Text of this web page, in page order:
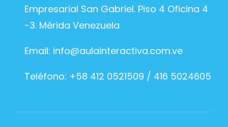
Empresarial San Gabriel. Piso 4 Oficina 4
-3. Mérida Venezuela
Email: info@aulainteractiva.com.ve
Teléfono: +58 412 0521509 / 416 5024605